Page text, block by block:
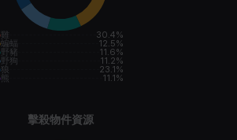
雞 30.4%
蝙蝠
12.5%
野豬
11.6%
野狗
11.2%
狼
23.1%
熊
11.1%
擊殺物件資源